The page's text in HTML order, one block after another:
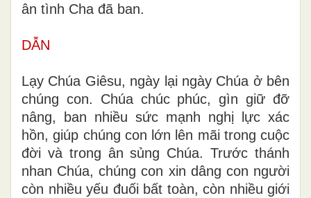
ân tình Cha đã ban.
DẪN
Lạy Chúa Giêsu, ngày lại ngày Chúa ở bên
chúng con. Chúa chúc phúc, gìn giữ đỡ
nâng, ban nhiều sức mạnh nghị lực xác
hồn, giúp chúng con lớn lên mãi trong cuộc
đời và trong ân sủng Chúa. Trước thánh
nhan Chúa, chúng con xin dâng con người
còn nhiều yếu đuối bất toàn, còn nhiều giới